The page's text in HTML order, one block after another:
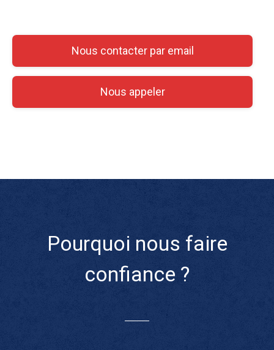
Nous contacter par email
Nous appeler
Pourquoi nous faire
confiance ?